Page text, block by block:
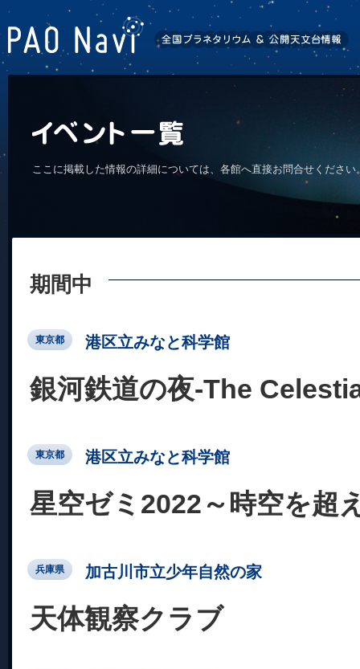
ここに掲載した情報の詳細については、各館へ直接お問合せくださ
期間中
東京都 港区立みなと科学館
銀河鉄道の夜-The
東京都 港区立みなと科学館
星空ゼミ2022～時空を超
兵庫県 加古川市立少年自然の家
天体観察クラブ